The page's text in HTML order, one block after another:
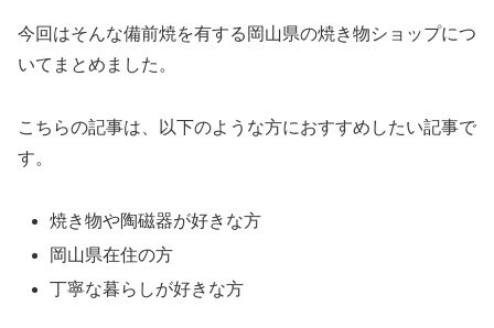
今回はそんな備前焼を有する岡山県の焼き物ショップにつ
いてまとめました。
こちらの記事は、以下のような方におすすめしたい記事で
す。
焼き物や陶磁器が好きな方
岡山県在住の方
丁寧な暮らしが好きな方